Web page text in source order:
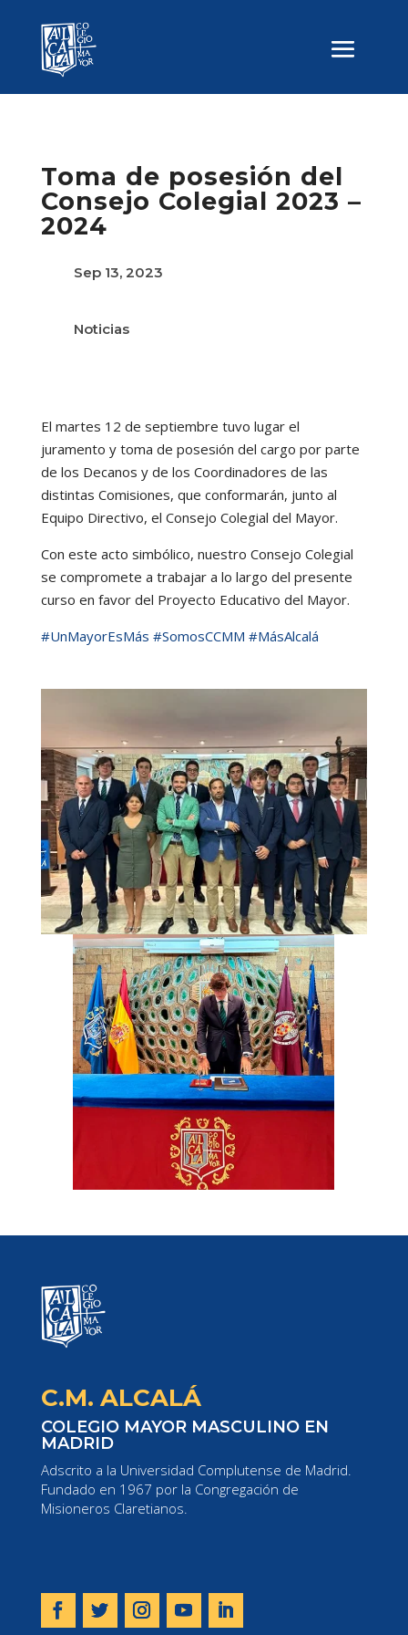
Toma de posesión del
Consejo Colegial 2023 –
2024
Sep 13, 2023
Noticias
El martes 12 de septiembre tuvo lugar el
juramento y toma de posesión del cargo por parte
de los Decanos y de los Coordinadores de las
distintas Comisiones, que conformarán, junto al
Equipo Directivo, el Consejo Colegial del Mayor.
Con este acto simbólico, nuestro Consejo Colegial
se compromete a trabajar a lo largo del presente
curso en favor del Proyecto Educativo del Mayor.
#UnMayorEsMás #SomosCCMM #MásAlcalá
C.M. ALCALÁ
COLEGIO MAYOR MASCULINO EN
MADRID
Adscrito a la Universidad Complutense de Madrid.
Fundado en 1967 por la Congregación de
Misioneros Claretianos.